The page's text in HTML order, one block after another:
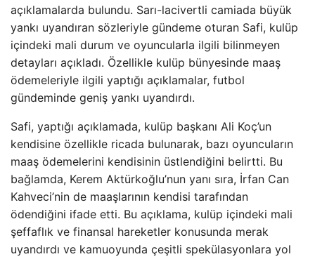
açıklamalarda bulundu. Sarı-lacivertli camiada büyük
yankı uyandıran sözleriyle gündeme oturan Safi, kulüp
içindeki mali durum ve oyuncularla ilgili bilinmeyen
detayları açıkladı. Özellikle kulüp bünyesinde maaş
ödemeleriyle ilgili yaptığı açıklamalar, futbol
gündeminde geniş yankı uyandırdı.
Safi, yaptığı açıklamada, kulüp başkanı Ali Koç’un
kendisine özellikle ricada bulunarak, bazı oyuncuların
maaş ödemelerini kendisinin üstlendiğini belirtti. Bu
bağlamda, Kerem Aktürkoğlu’nun yanı sıra, İrfan Can
Kahveci’nin de maaşlarının kendisi tarafından
ödendiğini ifade etti. Bu açıklama, kulüp içindeki mali
şeffaflık ve finansal hareketler konusunda merak
uyandırdı ve kamuoyunda çeşitli spekülasyonlara yol